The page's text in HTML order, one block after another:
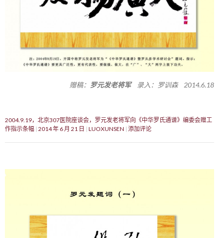
赠稿： 罗元发老将军录入：罗训森 2014.6.18
2004.9.19，北京307医院座谈会，罗元发老将军向《中华罗氏通谱》编委会赠工
作指示条幅 2014 年 6 月 21 日 LUOXUNSEN 添加评论